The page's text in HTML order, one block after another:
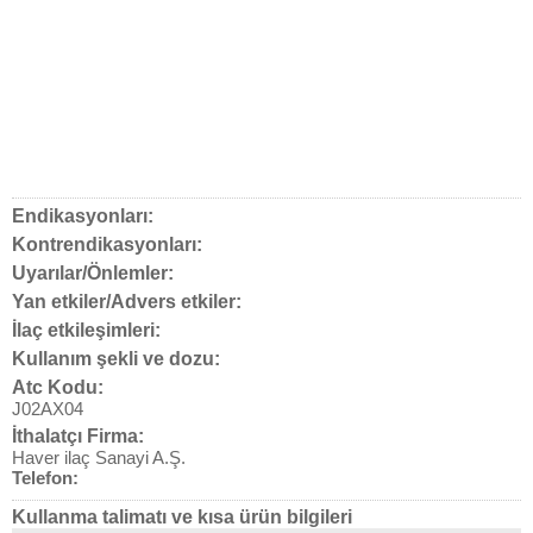
Endikasyonları:
Kontrendikasyonları:
Uyarılar/Önlemler:
Yan etkiler/Advers etkiler:
İlaç etkileşimleri:
Kullanım şekli ve dozu:
Atc Kodu:
J02AX04
İthalatçı Firma:
Haver ilaç Sanayi A.Ş.
Telefon:
Kullanma talimatı ve kısa ürün bilgileri